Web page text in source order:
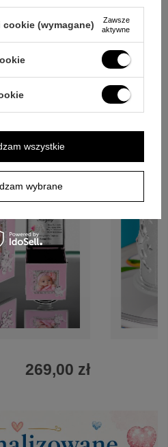
Niepokalanego
699,00 zł
Na Chrzest:
585 z
269,00 zł
(wymagane)
Zawsze
aktywne
wybrane
wszystkie